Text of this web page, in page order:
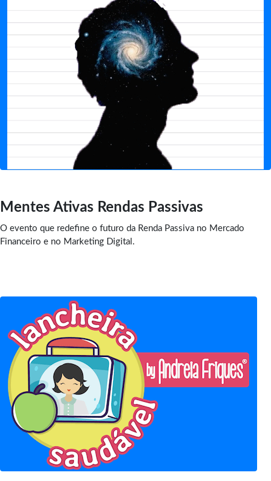
Mentes Ativas Rendas Passivas
O evento que redefine o futuro da Renda Passiva no Mercado
Financeiro e no Marketing Digital.